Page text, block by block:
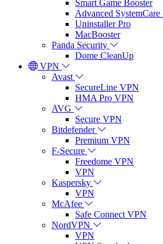
Smart Game Booster
Advanced
Uninstaller Pro
MacBooster
Panda Security
Dome CleanUp
VPN
Avast
SecureLine VPN
HMA Pro VPN
AVG
Secure VPN
Bitdefender
Premium VPN
F-Secure
Freedome VPN
VPN
Kaspersky
VPN
McAfee
Safe Connect VPN
NordVPN
VPN